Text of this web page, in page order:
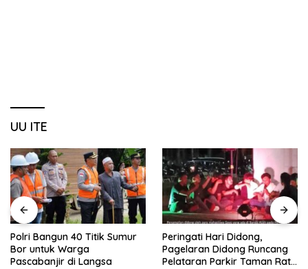
UU ITE
Polri Bangun 40 Titik Sumur
Bor untuk Warga
Pascabanjir di Langsa
Peringati Hari Didong,
Pagelaran Didong Runcang
Pelataran Parkir Taman Ratu